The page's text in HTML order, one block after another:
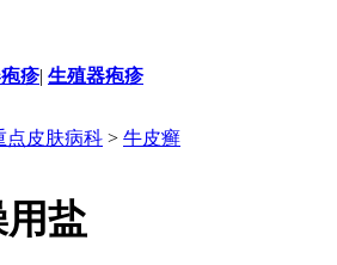
疹| 生殖器疱疹
点皮肤病科 > 牛皮癣
盐